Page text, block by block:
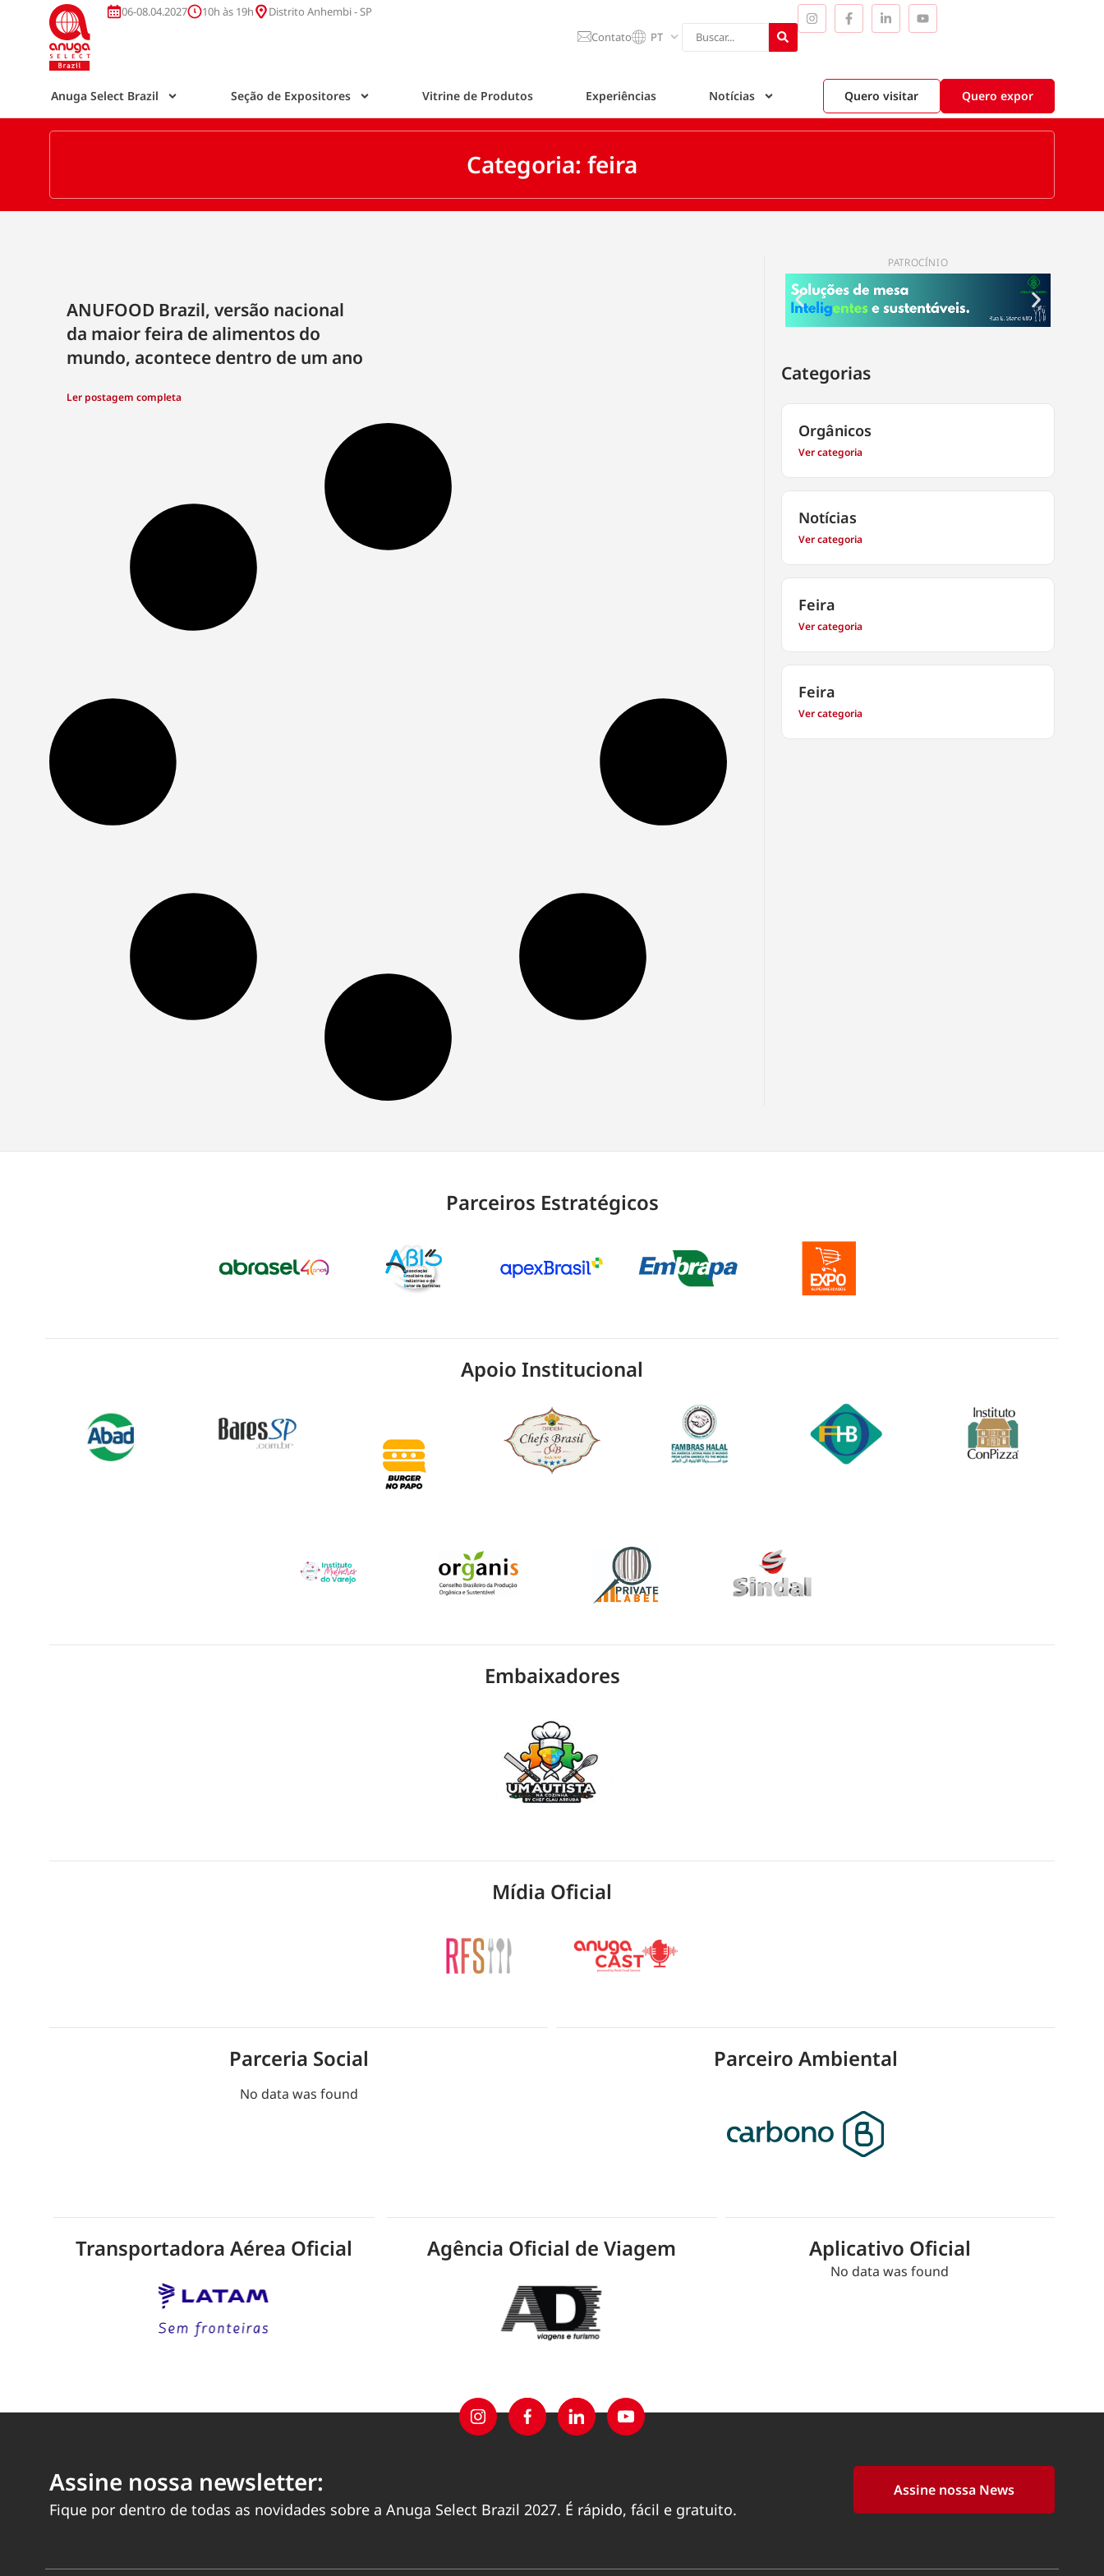
06-08.04.2027 10h às 19h
Distrito Anhembi - SP
Contato
PT
Anuga Select Brazil Seção de Expositores Vitrine de Produtos Experiências Notícias Quero visitar Quero expor
Categoria: feira
ANUFOOD Brazil, versão nacional
da maior feira de alimentos do
mundo, acontece dentro de um ano
Ler postagem completa
PATROCÍNIO
Categorias
Orgânicos
Ver categoria
Notícias
Ver categoria
Feira
Ver categoria
Feira
Ver categoria
Parceiros Estratégicos
Apoio Institucional
Embaixadores
Mídia Oficial
Parceria Social
No data was found
Parceiro Ambiental
Transportadora Aérea Oficial Agência Oficial de Viagem Aplicativo Oficial
No data was found
Assine nossa newsletter:
Fique por dentro de todas as novidades sobre a Anuga Select Brazil 2027. É rápido, fácil e gratuito.
Assine nossa News